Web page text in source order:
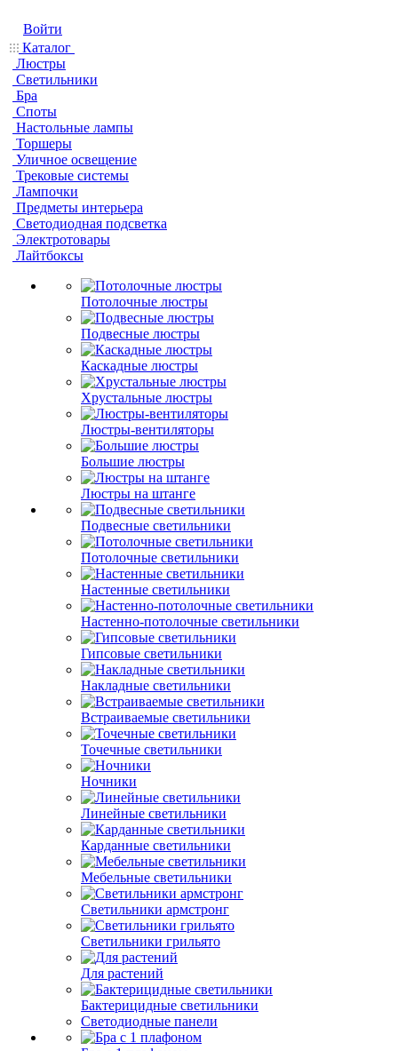
Войти
Каталог
Люстры
Светильники
Бра
Споты
Настольные лампы
Торшеры
Уличное освещение
Трековые системы
Лампочки
Предметы интерьера
Светодиодная подсветка
Электротовары
Лайтбоксы
Потолочные люстры
Подвесные люстры
Каскадные люстры
Хрустальные люстры
Люстры-вентиляторы
Большие люстры
Люстры на штанге
Подвесные светильники
Потолочные светильники
Настенные светильники
Настенно-потолочные светильники
Гипсовые светильники
Накладные светильники
Встраиваемые светильники
Точечные светильники
Ночники
Линейные светильники
Карданные светильники
Мебельные светильники
Светильники армстронг
Светильники грильято
Для растений
Бактерицидные светильники
Светодиодные панели